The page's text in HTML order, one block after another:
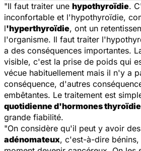
"Il faut traiter une hypothyroïdie.
inconfortable et l'hypothyroïdie,
l'hyperthyroïdie, ont un
l'organisme. Il faut traiter
a des conséquences importantes.
visible, c'est la prise de poids qui
vécue habituellement mais il n'y a
conséquence, d'autres
embêtantes. Le traitement est
quotidienne d'hormones
grande fiabilité.
"On considère qu'il peut y avoir des
adénomateux, c'est-à-dire